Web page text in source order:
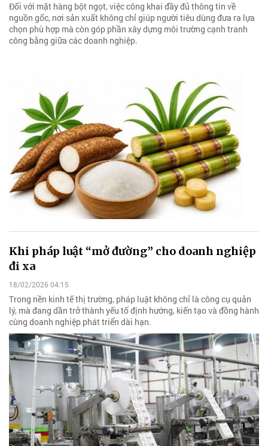
Đối với mặt hàng bột ngọt, việc công khai đầy đủ thông tin về
nguồn gốc, nơi sản xuất không chỉ giúp người tiêu dùng đưa ra lựa
chọn phù hợp mà còn góp phần xây dựng môi trường cạnh tranh
công bằng giữa các doanh nghiệp.
Khi pháp luật “mở đường” cho doanh nghiệp
đi xa
18/02/2026 04:15
Trong nền kinh tế thị trường, pháp luật không chỉ là công cụ quản
lý, mà đang dần trở thành yếu tố định hướng, kiến tạo và đồng hành
cùng doanh nghiệp phát triển dài hạn.